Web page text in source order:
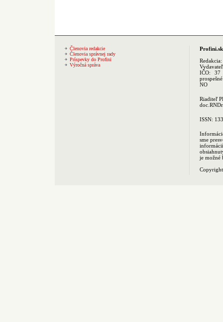
Členovia redakcie
Členovia správnej rady
Príspevky do Profini
Výročná správa
Profini.sk
Redakcia:
IČO: 37
NO
Riaditeľ
ISSN:
sme
je možné